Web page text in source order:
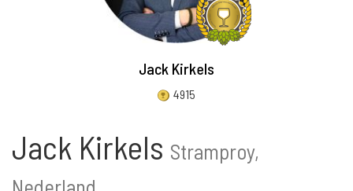
Jack Kirkels
4915
Jack Kirkels Stramproy,